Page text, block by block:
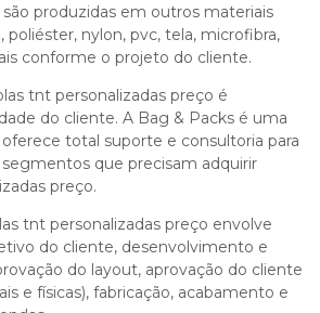
são produzidas em outros materiais
poliéster, nylon, pvc, tela, microfibra,
conforme o projeto do cliente.
tnt personalizadas preço é
do cliente. A Bag & Packs é uma
total suporte e consultoria para
que precisam adquirir
preço.
tnt personalizadas preço envolve
do cliente, desenvolvimento e
do layout, aprovação do cliente
e físicas), fabricação, acabamento e